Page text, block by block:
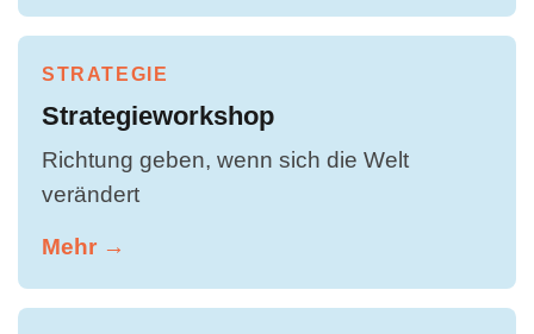
STRATEGIE
Strategieworkshop
Richtung geben, wenn sich die Welt
verändert
Mehr →